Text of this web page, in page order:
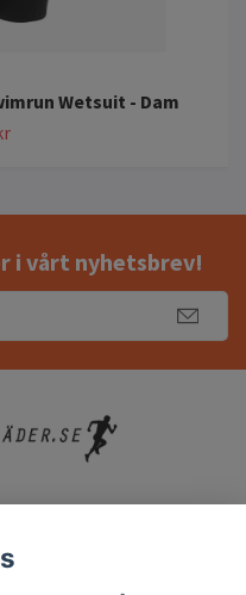
Wetsuit - Dam
i vårt nyhetsbrev!